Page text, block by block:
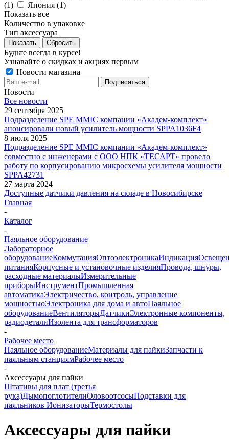
(1) Япония (1)
Показать все
Количество в упаковке
Тип аксессуара
Показать Сбросить
Будьте всегда в курсе!
Узнавайте о скидках и акциях первым
Новости магазина
Новости
Все новости
29 сентября 2025
Подразделение SPE MMIC компании «Академ-комплект»
анонсировали новый усилитель мощности SPPA1036F4
8 июля 2025
Подразделение SPE MMIC компании «Академ-комплект»
совместно с инженерами с ООО НПК «ТЕСАРТ» провело
работу по корпусированию микросхемы усилителя мощности
SPPA42731
27 марта 2024
Доступные датчики давления на складе в Новосибирске
Главная
-
Каталог
-
Паяльное оборудование
Лабораторное
оборудованиеКоммутацияОптоэлектроникаИндикация
питанияКорпусные и установочные изделияПровода, шнуры,
расходные материалыИзмерительные
приборыИнструментПромышленная
автоматикаЭлектричество, контроль, управление
мощностьюЭлектроника для дома и автоПаяльное
оборудованиеВентиляторыДатчикиЭлектронные компоненты,
радиодеталиИзолента для трансформаторов
-
Рабочее место
Паяльное оборудованиеМатериалы для пайкиЗапчасти к
паяльным станциямРабочее место
-
Аксессуары для пайки
Штативы для плат (третья
рука)ДымопоглотителиОловоотсосыПодставки для
паяльников ИонизаторыТермостолы
Аксессуары для пайки